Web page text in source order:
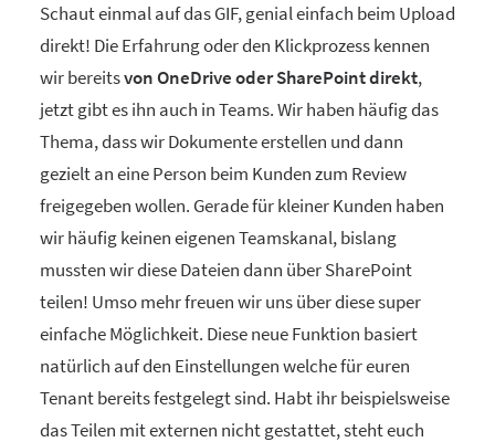
Schaut einmal auf das GIF, genial einfach beim Upload
direkt! Die Erfahrung oder den Klickprozess kennen
wir bereitsvon OneDrive oder SharePoint direkt,
jetzt gibt es ihn auch in Teams. Wir haben häufig das
Thema, dass wir Dokumente erstellen und dann
gezielt an eine Person beim Kunden zum Review
freigegeben wollen. Gerade für kleiner Kunden haben
wir häufig keinen eigenen Teamskanal, bislang
mussten wir diese Dateien dann über SharePoint
teilen! Umso mehr freuen wir uns über diese super
einfache Möglichkeit. Diese neue Funktion basiert
natürlich auf den Einstellungen welche für euren
Tenant bereits festgelegt sind. Habt ihr beispielsweise
das Teilen mit externen nicht gestattet, steht euch